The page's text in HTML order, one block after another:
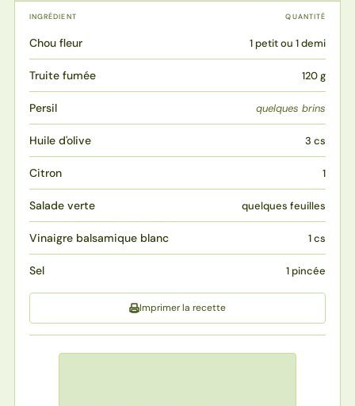
INGRÉDIENT QUANTITÉ
Chou fleur 1 petit ou 1 demi
Truite fumée 120 g
Persil quelques brins
Huile d'olive 3 cs
Citron 1
Salade verte quelques feuilles
Vinaigre balsamique blanc 1 cs
Sel 1 pincée
Imprimer la recette